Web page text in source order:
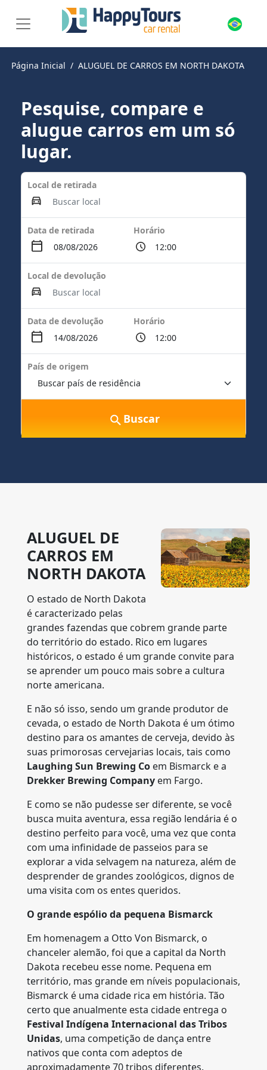
Página Inicial ALUGUEL DE CARROS EM NORTH DAKOTA
Pesquise, compare e
alugue carros em um só
lugar.
Local de retirada
Data de retirada Horário
Local de devolução
Data de devolução Horário
País de origem
Buscar
ALUGUEL DE
CARROS EM
NORTH DAKOTA
O estado de North Dakota
é caracterizado pelas
grandes fazendas que cobrem grande parte
do território do estado. Rico em lugares
históricos, o estado é um grande convite para
se aprender um pouco mais sobre a cultura
norte americana.
E não só isso, sendo um grande produtor de
cevada, o estado de North Dakota é um ótimo
destino para os amantes de cerveja, devido às
suas primorosas cervejarias locais, tais como
Laughing Sun Brewing Co em Bismarck e a
Drekker Brewing Company em Fargo.
E como se não pudesse ser diferente, se você
busca muita aventura, essa região lendária é o
destino perfeito para você, uma vez que conta
com uma infinidade de passeios para se
explorar a vida selvagem na natureza, além de
desprender de grandes zoológicos, dignos de
uma visita com os entes queridos.
O grande espólio da pequena Bismarck
Em homenagem a Otto Von Bismarck, o
chanceler alemão, foi que a capital da North
Dakota recebeu esse nome. Pequena em
território, mas grande em níveis populacionais,
Bismarck é uma cidade rica em história. Tão
certo que anualmente esta cidade entrega o
Festival Indígena Internacional das Tribos
Unidas, uma competição de dança entre
nativos que conta com adeptos de
aproximadamente 70 tribos diferentes.